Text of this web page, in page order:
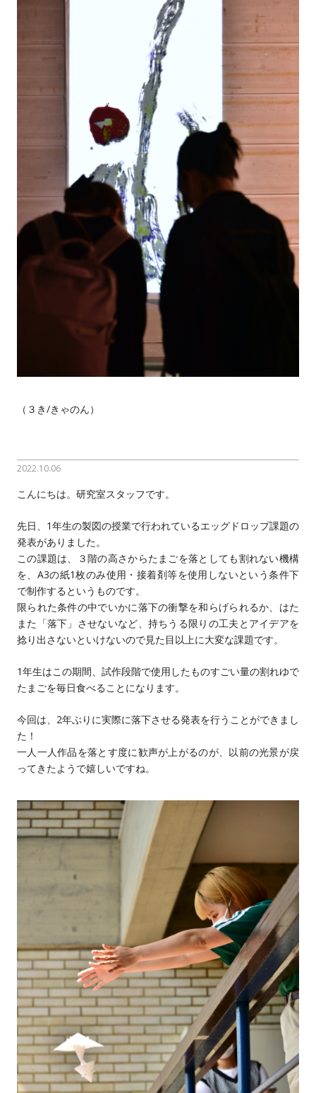
（３き/きゃのん）
2022.10.06
こんにちは。研究室スタッフです。
先日、1年生の製図の授業で行われているエッグドロップ課題の
発表がありました。
この課題は、３階の高さからたまごを落としても割れない機構
を、A3の紙1枚のみ使用・接着剤等を使用しないという条件下
で制作するというものです。
限られた条件の中でいかに落下の衝撃を和らげられるか、はた
また「落下」させないなど、持ちうる限りの工夫とアイデアを
捻り出さないといけないので見た目以上に大変な課題です。
1年生はこの期間、試作段階で使用したものすごい量の割れゆで
たまごを毎日食べることになります。
今回は、2年ぶりに実際に落下させる発表を行うことができまし
た！
一人一人作品を落とす度に歓声が上がるのが、以前の光景が戻
ってきたようで嬉しいですね。